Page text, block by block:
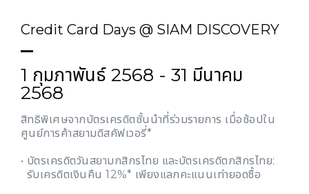
Credit Card Days @ SIAM DISCOVERY
1 กุมภาพันธ์ 2568 - 31 มีนาคม
2568
สิทธิพิเศษจากบัตรเครดิตชั้นนำที่ร่วมรายการ เมื่อช้อปใน
ศูนย์การค้าสยามดิสคัฟเวอรี่*
• บัตรเครดิตวันสยามกสิกรไทย และบัตรเครดิตกสิกรไทย:
รับเครดิตเงินคืน 12%* เพียงแลกคะแนนเท่ายอดซื้อ